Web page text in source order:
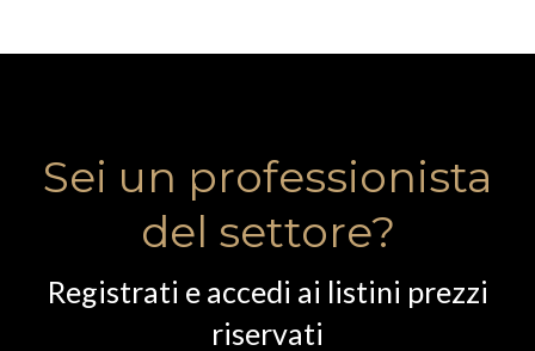
Sei un professionista
del settore?
Registrati e accedi ai listini prezzi
riservati